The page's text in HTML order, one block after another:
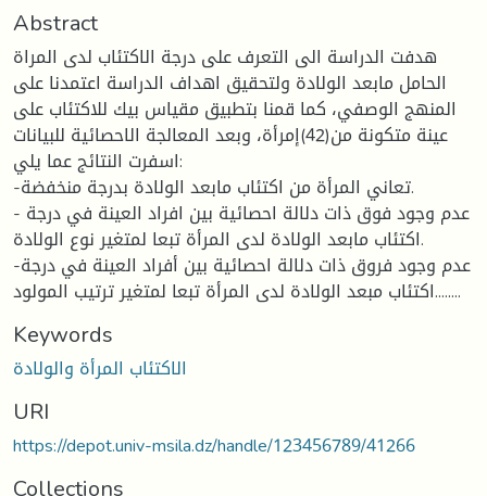
Abstract
هدفت الدراسة الى التعرف على درجة الاكتئاب لدى المراة
الحامل مابعد الولادة ولتحقيق اهداف الدراسة اعتمدنا على
المنهج الوصفي، كما قمنا بتطبيق مقياس بيك للاكتئاب على
عينة متكونة من(42)إمرأة، وبعد المعالجة الاحصائية للبيانات
اسفرت النتائج عما يلي:
-تعاني المرأة من اكتئاب مابعد الولادة بدرجة منخفضة.
- عدم وجود فوق ذات دلالة احصائية بين افراد العينة في درجة
اكتئاب مابعد الولادة لدى المرأة تبعا لمتغير نوع الولادة.
-عدم وجود فروق ذات دلالة احصائية بين أفراد العينة في درجة
اكتئاب مبعد الولادة لدى المرأة تبعا لمتغير ترتيب المولود........
Keywords
الاكتئاب المرأة والولادة
URI
https://depot.univ-msila.dz/handle/123456789/41266